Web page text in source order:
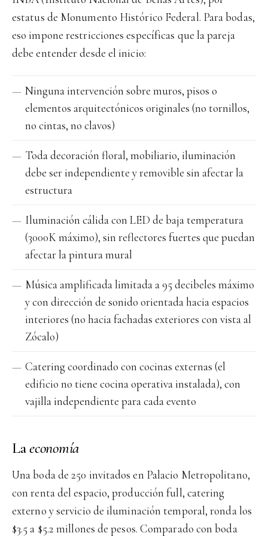
estatus de Monumento Histórico Federal. Para bodas,
eso impone restricciones específicas que la pareja
debe entender desde el inicio:
Ninguna intervención sobre muros, pisos o
elementos arquitectónicos originales (no tornillos,
no cintas, no clavos)
Toda decoración floral, mobiliario, iluminación
debe ser independiente y removible sin afectar la
estructura
Iluminación cálida con LED de baja temperatura
(3000K máximo), sin reflectores fuertes que puedan
afectar la pintura mural
Música amplificada limitada a 95 decibeles máximo
y con dirección de sonido orientada hacia espacios
interiores (no hacia fachadas exteriores con vista al
Zócalo)
Catering coordinado con cocinas externas (el
edificio no tiene cocina operativa instalada), con
vajilla independiente para cada evento
Laeconomía
Una boda de 250 invitados en Palacio Metropolitano,
con renta del espacio, producción full, catering
externo y servicio de iluminación temporal, ronda los
$3.5 a $5.2 millones de pesos. Comparado con boda